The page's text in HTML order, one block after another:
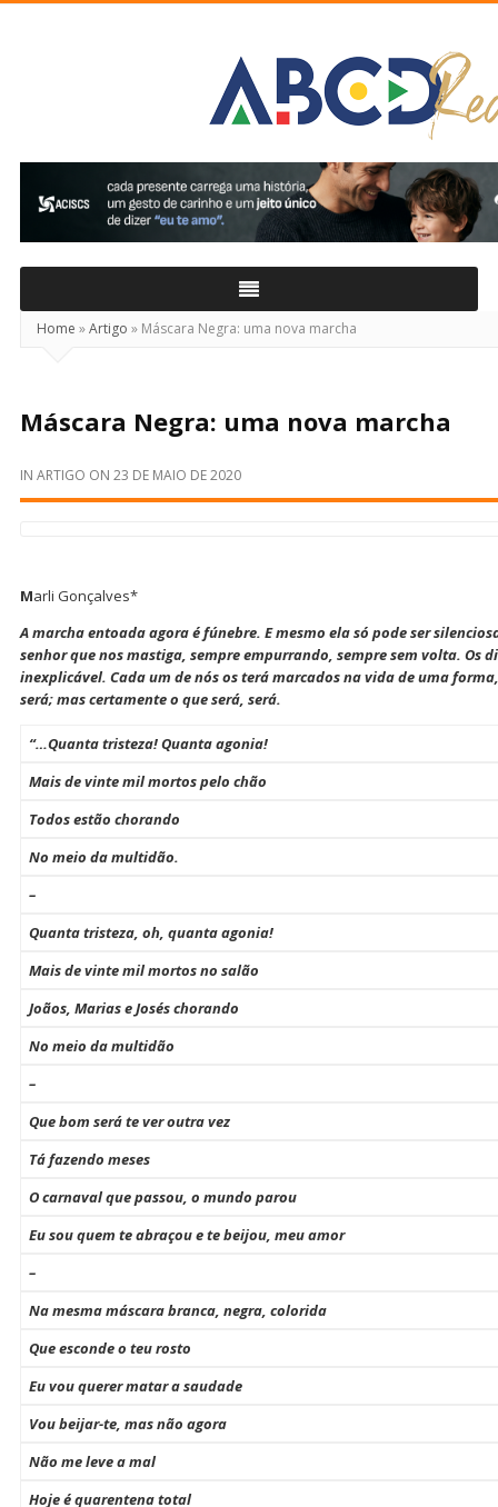
Home »Artigo » Máscara Negra: uma nova marcha
Máscara Negra: uma nova marcha
IN ARTIGO ON 23 DE MAIO DE 2020
Marli Gonçalves*
A marcha entoada agora é fúnebre. E mesmo ela só pode ser
senhor que nos mastiga, sempre empurrando, sempre sem volta. Os
inexplicável. Cada um de nós os terá marcados na vida de uma
será; mas certamente o que será, será.
“…Quanta tristeza! Quanta agonia!
Mais de vinte mil mortos pelo chão
Todos estão chorando
No meio da multidão.
–
Quanta tristeza, oh, quanta agonia!
Mais de vinte mil mortos no salão
Joãos, Marias e Josés chorando
No meio da multidão
–
Que bom será te ver outra vez
Tá fazendo meses
O carnaval que passou, o mundo parou
Eu sou quem te abraçou e te beijou, meu amor
–
Na mesma máscara branca, negra, colorida
Que esconde o teu rosto
Eu vou querer matar a saudade
Vou beijar-te, mas não agora
Não me leve a mal
Hoje é quarentena total